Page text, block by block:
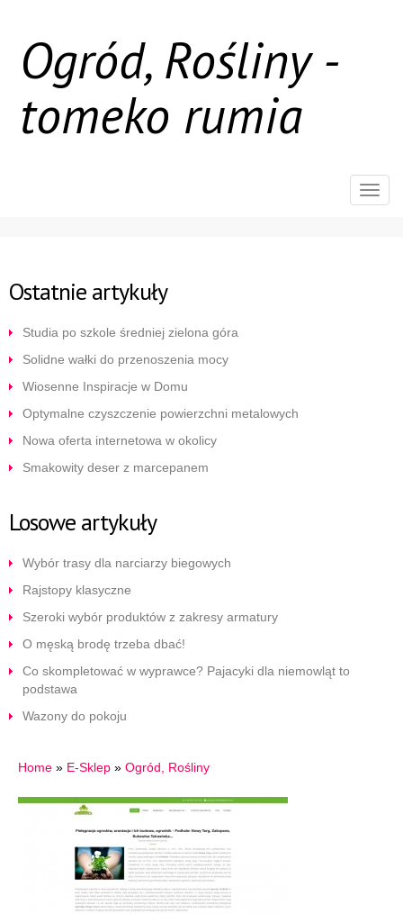
Ogród, Rośliny -
tomeko rumia
Ostatnie artykuły
Studia po szkole średniej zielona góra
Solidne wałki do przenoszenia mocy
Wiosenne Inspiracje w Domu
Optymalne czyszczenie powierzchni metalowych
Nowa oferta internetowa w okolicy
Smakowity deser z marcepanem
Losowe artykuły
Wybór trasy dla narciarzy biegowych
Rajstopy klasyczne
Szeroki wybór produktów z zakresy armatury
O męską brodę trzeba dbać!
Co skompletować w wyprawce? Pajacyki dla niemowląt to
podstawa
Wazony do pokoju
Home » E-Sklep » Ogród, Rośliny